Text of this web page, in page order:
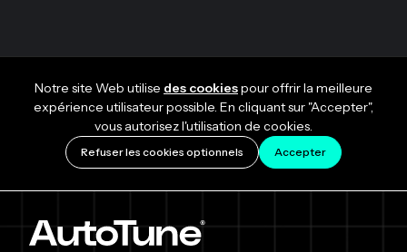
Notre site Web utilise des cookiespour offrir la meilleure
expérience utilisateur possible. En cliquant sur "Accepter",
vous autorisez l'utilisation de cookies.
Refuser les cookies optionnels Accepter